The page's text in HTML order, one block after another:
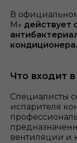
В
М» действует
кондиционера.
Что входит в
Специалисты
испарителя
вентиляции и